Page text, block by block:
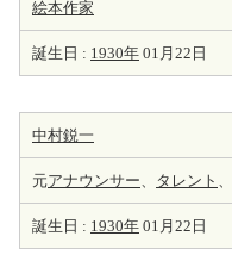
絵本作家
誕生日 : 1930年 01月22日
中村鋭一
元アナウンサー、 タレント 、
誕生日 : 1930年 01月22日